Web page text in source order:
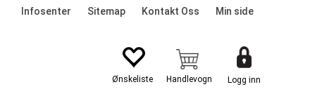
Infosenter Sitemap Kontakt Oss Min side
Logg inn